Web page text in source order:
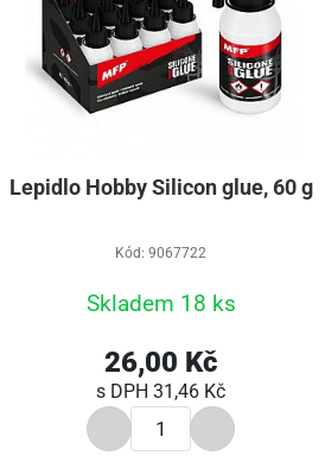
Lepidlo Hobby Silicon glue, 60 g
Kód: 9067722
Skladem 18 ks
26,00 Kč
s DPH 31,46 Kč